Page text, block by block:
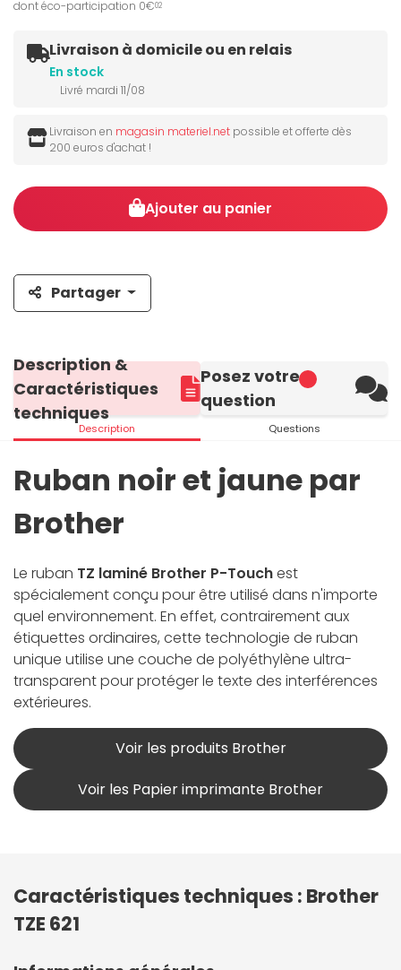
dont éco-participation 0€02
Livraison à domicile ou en relais
En stock
Livré mardi 11/08
Livraison en magasin materiel.net possible et offerte dès
200 euros d'achat !
Ajouter au panier
Partager
Description &
Caractéristiques
techniques
Description
Posez votre
question
Questions
Ruban noir et jaune par
Brother
Le ruban TZ laminé Brother P-Touchest
spécialement conçu pour être utilisé dans n'importe
quel environnement. En effet, contrairement aux
étiquettes ordinaires, cette technologie de ruban
unique utilise une couche de polyéthylène ultra-
transparent pour protéger le texte des interférences
extérieures.
Voir les produits Brother
Voir les Papier imprimante Brother
Caractéristiques techniques : Brother
TZE 621